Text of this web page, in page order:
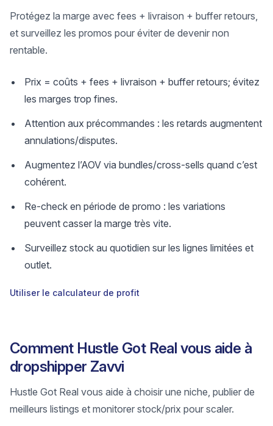
Protégez la marge avec fees + livraison + buffer retours,
et surveillez les promos pour éviter de devenir non
rentable.
Prix = coûts + fees + livraison + buffer retours; évitez
les marges trop fines.
Attention aux précommandes : les retards augmentent
annulations/disputes.
Augmentez l’AOV via bundles/cross-sells quand c’est
cohérent.
Re-check en période de promo : les variations
peuvent casser la marge très vite.
Surveillez stock au quotidien sur les lignes limitées et
outlet.
Utiliser le calculateur de profit
Comment Hustle Got Real vous aide à
dropshipper Zavvi
Hustle Got Real vous aide à choisir une niche, publier de
meilleurs listings et monitorer stock/prix pour scaler.